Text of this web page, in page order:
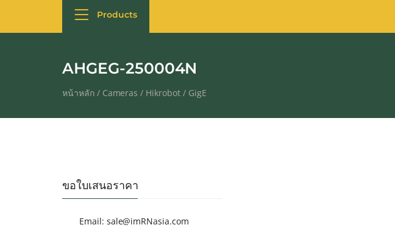
Products
AHGEG-250004N
หน้าหลัก/ Cameras / Hikrobot/ GigE
ขอใบเสนอราคา
Email: sale@imRNasia.com